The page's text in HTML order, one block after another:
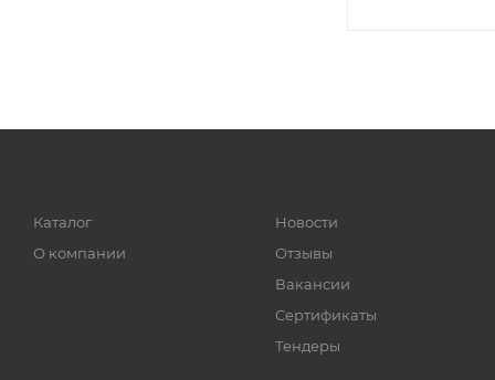
Каталог
О компании
Новости
Отзывы
Вакансии
Сертификаты
Тендеры